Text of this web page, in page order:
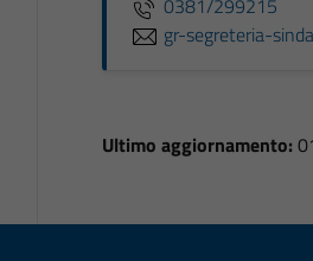
0381/299215
gr-segreteria-
Ultimo aggiornamento: